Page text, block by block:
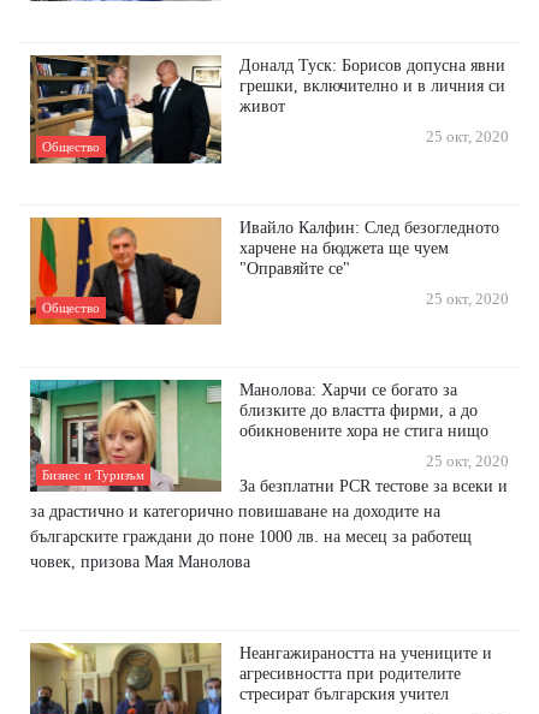
Общество
Доналд Туск: Борисов допусна явни
грешки, включително и в личния си
живот
25 окт, 2020
Общество
Ивайло Калфин: След безогледното
харчене на бюджета ще чуем
"Оправяйте се"
25 окт, 2020
Бизнес и Туризъм
Манолова: Харчи се богато за
близките до властта фирми, а до
обикновените хора не стига нищо
25 окт, 2020
За безплатни PCR тестове за всеки и
за драстично и категорично повишаване на доходите на
българските граждани до поне 1000 лв. на месец за работещ
човек, призова Мая Манолова
Неангажираността на учениците и
агресивността при родителите
стресират българския учител